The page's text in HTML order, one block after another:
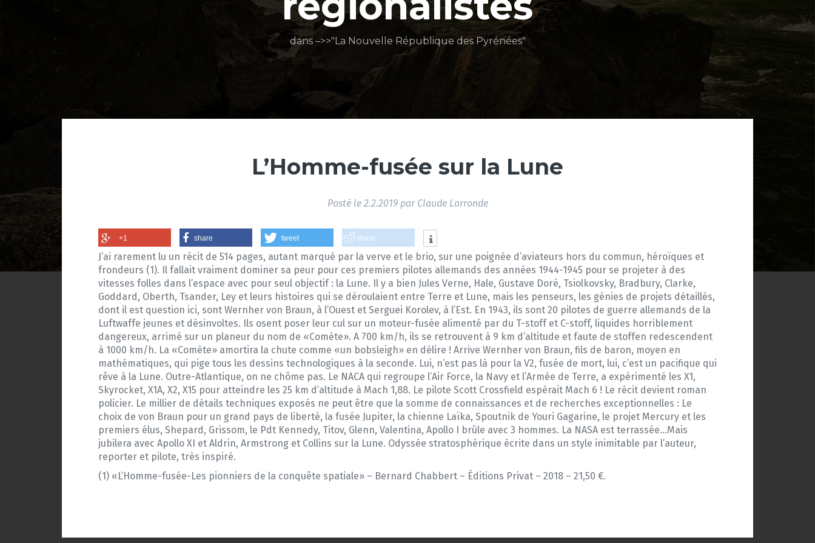
dans –>>"La Nouvelle République des Pyrénées"
L’Homme-fusée sur la Lune
Posté le 2.2.2019par Claude Larronde
+1 share tweet share
J’ai rarement lu un récit de 514 pages, autant marqué par la verve et le brio, sur une poignée d’aviateurs hors du commun, héroïques et
frondeurs (1). Il fallait vraiment dominer sa peur pour ces premiers pilotes allemands des années 1944-1945 pour se projeter à des
vitesses folles dans l’espace avec pour seul objectif : la Lune. Il y a bien Jules Verne, Hale, Gustave Doré, Tsiolkovsky, Bradbury, Clarke,
Goddard, Oberth, Tsander, Ley et leurs histoires qui se déroulaient entre Terre et Lune, mais les penseurs, les génies de projets détaillés,
dont il est question ici, sont Wernher von Braun, à l’Ouest et Serguei Korolev, à l’Est. En 1943, ils sont 20 pilotes de guerre allemands de la
Luftwaffe jeunes et désinvoltes. Ils osent poser leur cul sur un moteur-fusée alimenté par du T-stoff et C-stoff, liquides horriblement
dangereux, arrimé sur un planeur du nom de «Comète». A 700 km/h, ils se retrouvent à 9 km d’altitude et faute de stoffen redescendent
à 1000 km/h. La «Comète» amortira la chute comme «un bobsleigh» en délire ! Arrive Wernher von Braun, fils de baron, moyen en
mathématiques, qui pige tous les dessins technologiques à la seconde. Lui, n’est pas là pour la V2, fusée de mort, lui, c’est un pacifique qui
rêve à la Lune. Outre-Atlantique, on ne chôme pas. Le NACA qui regroupe l’Air Force, la Navy et l’Armée de Terre, a expérimenté les X1,
Skyrocket, X1A, X2, X15 pour atteindre les 25 km d’altitude à Mach 1,88. Le pilote Scott Crossfield espérait Mach 6 ! Le récit devient roman
policier. Le millier de détails techniques exposés ne peut être que la somme de connaissances et de recherches exceptionnelles : Le
choix de von Braun pour un grand pays de liberté, la fusée Jupiter, la chienne Laïka, Spoutnik de Youri Gagarine, le projet Mercury et les
premiers élus, Shepard, Grissom, le Pdt Kennedy, Titov, Glenn, Valentina, Apollo I brûle avec 3 hommes. La NASA est terrassée…Mais
jubilera avec Apollo XI et Aldrin, Armstrong et Collins sur la Lune. Odyssée stratosphérique écrite dans un style inimitable par l’auteur,
reporter et pilote, très inspiré.
(1) «L’Homme-fusée-Les pionniers de la conquête spatiale» – Bernard Chabbert – Éditions Privat – 2018 – 21,50 €.